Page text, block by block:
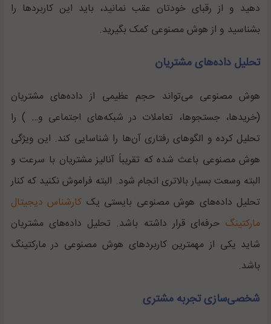
دهید و از رقبای خودتان عقب نمانید، باید این کاربرد‌ها را
بشناسید و از هوش مصنوعی کمک بگیرید.
تحلیل داده‌های مشتریان
هوش مصنوعی می‌تواند حجم عظیمی از داده‌های مشتریان
(خرید‌ها، جستجو‌ها، تعاملات در شبکه‌های اجتماعی و… ) را
تحلیل کرده و الگو‌های رفتاری آن‌ها را شناسایی کند. این ویژگی
هوش مصنوعی باعث شده که تقریباً آنالیز مشتریان با سرعت و
البته وسعت بسیار بالاتری انجام شود. البته فراموش نکنید که کنار
تحلیل داده‌های هوش مصنوعی بایستی یک کارشناس دیجیتال
مارکتینگ حرفه‌ای قرار داشته باشد. تحلیل داده‌های مشتریان
شاید یکی از مهمترین کاربرد‌های هوش مصنوعی در مارکتینگ
باشد.
شخصی‌سازی تجربه مشتری